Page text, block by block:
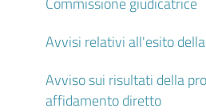
Avvisi relativi all'esito
Avviso sui risultati della
affidamento diretto